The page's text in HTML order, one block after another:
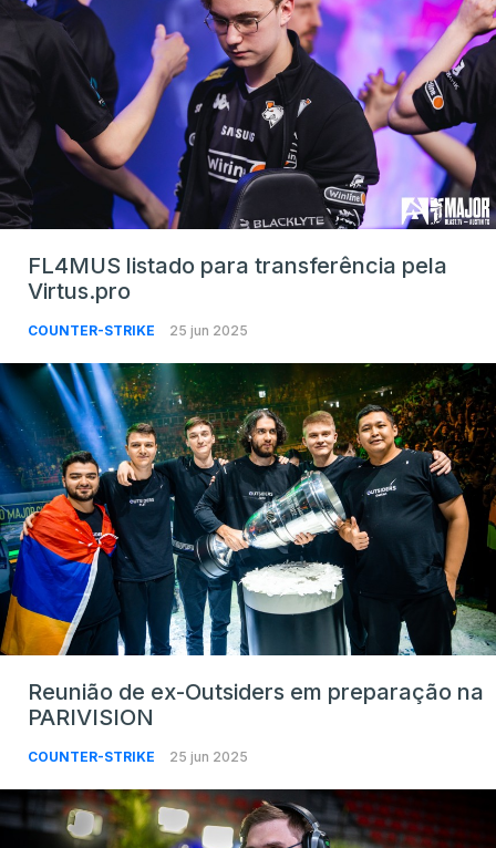
FL4MUS listado para transferência pela
Virtus.pro
COUNTER-STRIKE 25 jun 2025
Reunião de ex-Outsiders em preparação na
PARIVISION
COUNTER-STRIKE 25 jun 2025